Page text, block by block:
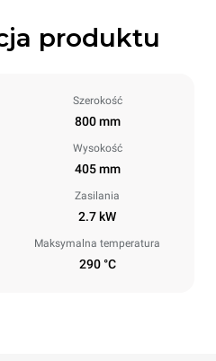
produktu
Szerokość
800 mm
Wysokość
405 mm
Zasilania
2.7 kW
Maksymalna temperatura
290 °C